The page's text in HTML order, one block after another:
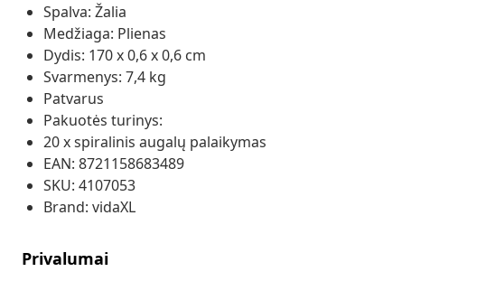
Spalva: Žalia
Medžiaga: Plienas
Dydis: 170 x 0,6 x 0,6 cm
Svarmenys: 7,4 kg
Patvarus
Pakuotės turinys:
20 x spiralinis augalų palaikymas
EAN: 8721158683489
SKU: 4107053
Brand: vidaXL
Privalumai